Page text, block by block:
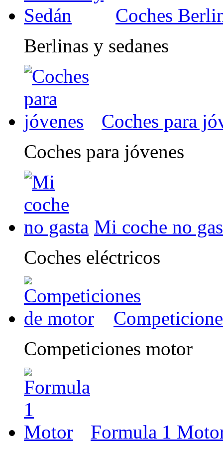
Coches
Berlinas y sedanes
Coches para
Coches para jóvenes
Mi coche no
Coches eléctricos
Competiciones motor
Formula 1